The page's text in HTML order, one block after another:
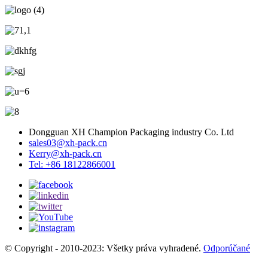
Dongguan XH Champion Packaging industry Co. Ltd
sales03@xh-pack.cn
Kerry@xh-pack.cn
Tel: +86 18122866001
© Copyright - 2010-2023: Všetky práva vyhradené. Odporúčané